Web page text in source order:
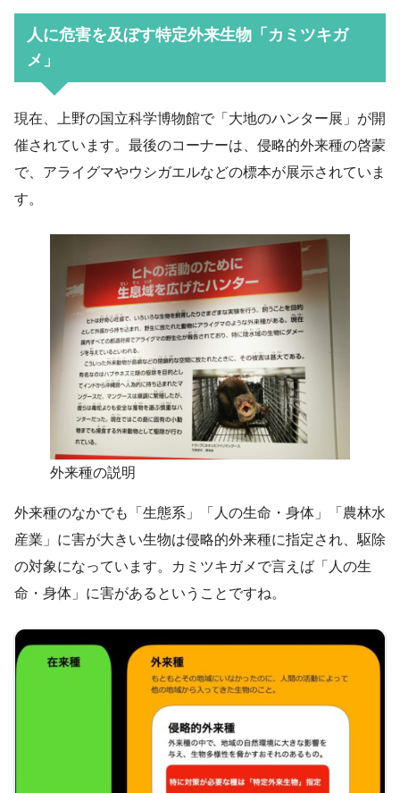
人に危害を及ぼす特定外来生物「カミツキガ
メ」
現在、上野の国立科学博物館で「大地のハンター展」が開
催されています。最後のコーナーは、侵略的外来種の啓蒙
で、アライグマやウシガエルなどの標本が展示されていま
す。
外来種の説明
外来種のなかでも「生態系」「人の生命・身体」「農林水
産業」に害が大きい生物は侵略的外来種に指定され、駆除
の対象になっています。カミツキガメで言えば「人の生
命・身体」に害があるということですね。